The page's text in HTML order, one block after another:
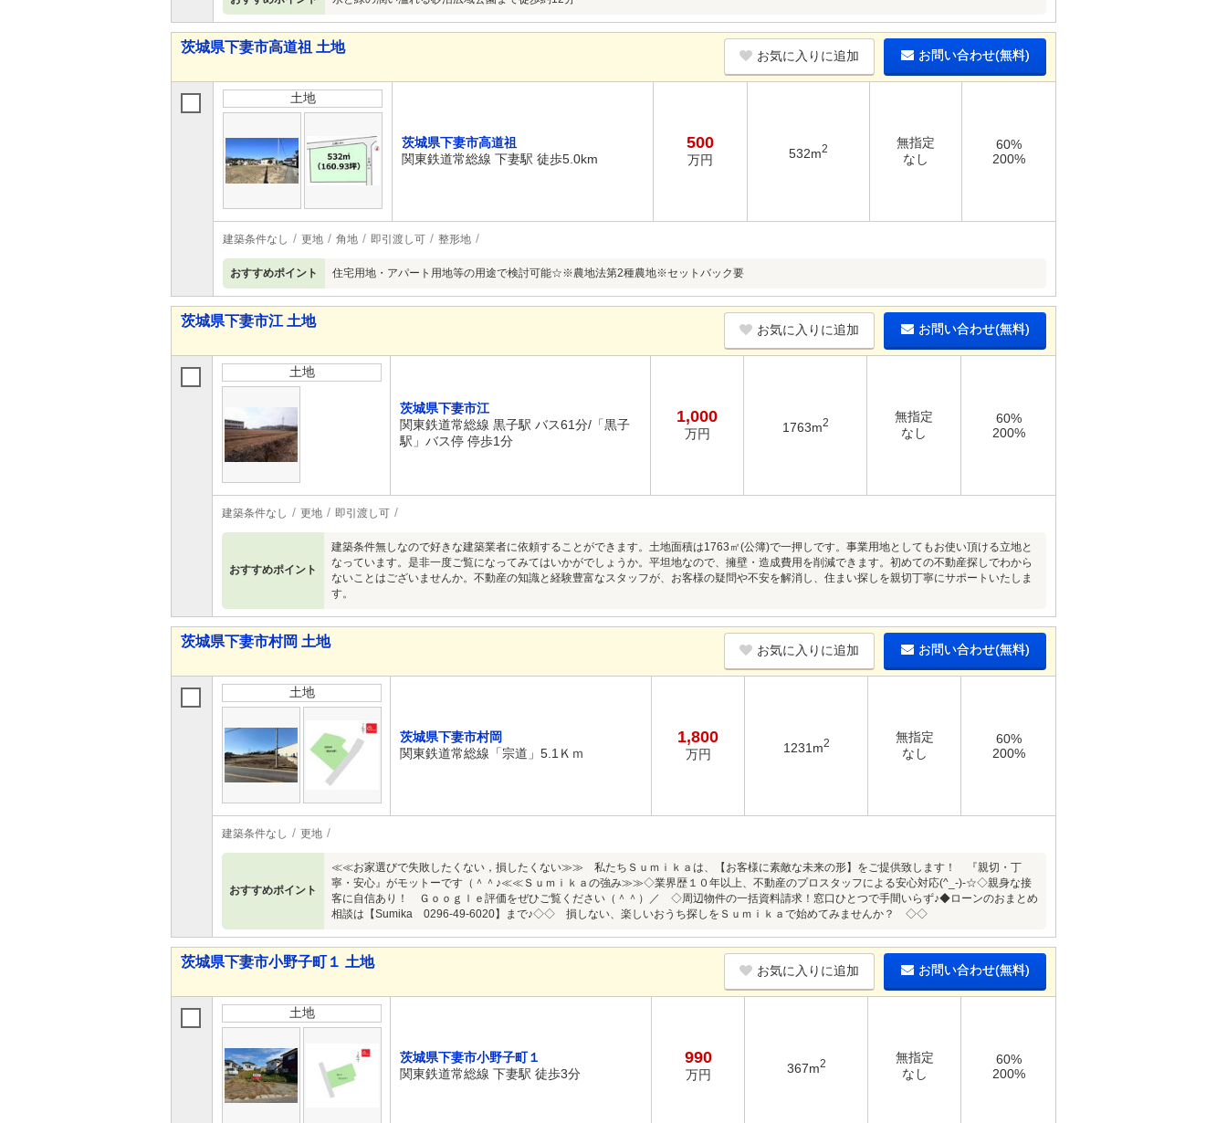
茨城県下妻市高道祖 土地
お気に入りに追加 お問い合わせ(無料)
土地
茨城県下妻市高道祖
関東鉄道常総線 下妻駅 徒歩5.0km
500
万円 532m2
無指定
なし
60%
200%
建築条件なし 更地 角地 即引渡し可 整形地
おすすめポイント 住宅用地・アパート用地等の用途で検討可能☆※農地法第2種農地※セットバック要
茨城県下妻市江 土地
お気に入りに追加 お問い合わせ(無料)
土地
茨城県下妻市江
関東鉄道常総線 黒子駅 バス61分/「黒子
駅」バス停 停歩1分
1,000
万円 1763m2
無指定
なし
60%
200%
建築条件なし 更地 即引渡し可
おすすめポイント
建築条件無しなので好きな建築業者に依頼することができます。土地面積は1763㎡(公簿)で一押しです。事業用地としてもお使い頂ける立地と
なっています。是非一度ご覧になってみてはいかがでしょうか。平坦地なので、擁壁・造成費用を削減できます。初めての不動産探しでわから
ないことはございませんか。不動産の知識と経験豊富なスタッフが、お客様の疑問や不安を解消し、住まい探しを親切丁寧にサポートいたしま
す。
茨城県下妻市村岡 土地
お気に入りに追加 お問い合わせ(無料)
土地
茨城県下妻市村岡
関東鉄道常総線「宗道」5.1Ｋｍ
1,800
万円 1231m2
無指定
なし
60%
200%
建築条件なし 更地
おすすめポイント
≪≪お家選びで失敗したくない，損したくない≫≫ 私たちＳｕｍｉｋａは、【お客様に素敵な未来の形】をご提供致します！ 『親切・丁
寧・安心』がモットーです（＾＾♪≪≪Ｓｕｍｉｋａの強み≫≫◇業界歴１０年以上、不動産のプロスタッフによる安心対応(^_-)-☆◇親身な接
客に自信あり！ Ｇｏｏｇｌｅ評価をぜひご覧ください（＾＾）／ ◇周辺物件の一括資料請求！窓口ひとつで手間いらず♪◆ローンのおまとめ
相談は【Sumika 0296-49-6020】まで♪◇◇ 損しない、楽しいおうち探しをＳｕｍｉｋａで始めてみませんか？ ◇◇
茨城県下妻市小野子町１ 土地
お気に入りに追加 お問い合わせ(無料)
土地
茨城県下妻市小野子町１
関東鉄道常総線 下妻駅 徒歩3分
990
万円 367m2
無指定
なし
60%
200%